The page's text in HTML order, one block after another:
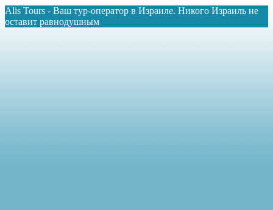
Alis Tours - Ваш тур-оператор в Израиле. Никого Израиль не
оставит равнодушным